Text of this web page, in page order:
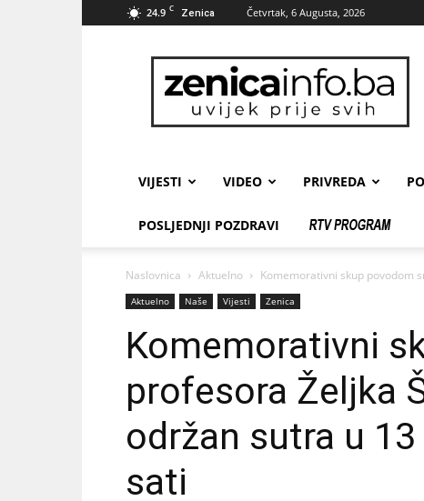
24.9 C Zenica Četvrtak, 6 Augusta, 2026
zenicainfo.ba
VIJESTI VIDEO PRIVREDA
POSLJEDNJI POZDRAVI
Naslovnica Aktuelno Komemorativni skup povodom
Aktuelno Naše Vijesti Zenica
Komemorativni
profesora Željka
održan sutra u
sati